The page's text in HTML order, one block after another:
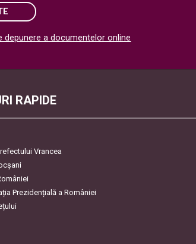
depunere a documentelor online
RAPIDE
Vrancea
Prezidențială a României